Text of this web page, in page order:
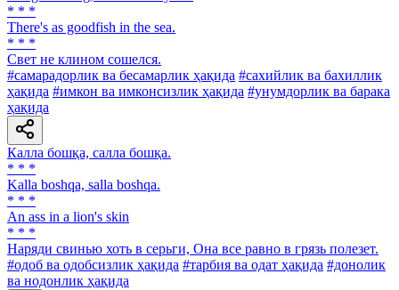
* * *
There's as goodfish in the sea.
* * *
Свет не клином сошелся.
#самарадорлик ва бесамарлик ҳақида #сахийлик ва бахиллик
ҳақида #имкон ва имконсизлик ҳақида #унумдорлик ва барака
ҳақида
Калла бошқа, салла бошқа.
* * *
Kalla boshqa, salla boshqa.
* * *
An ass in a lion's skin
* * *
Наряди свинью хоть в серьги, Она все равно в грязь полезет.
#одоб ва одобсизлик ҳақида #тарбия ва одат ҳақида #донолик
ва нодонлик ҳақида